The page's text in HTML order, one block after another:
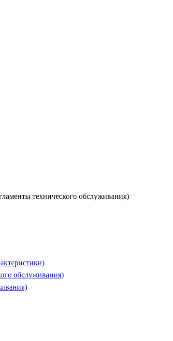
технического обслуживания)
обслуживания)